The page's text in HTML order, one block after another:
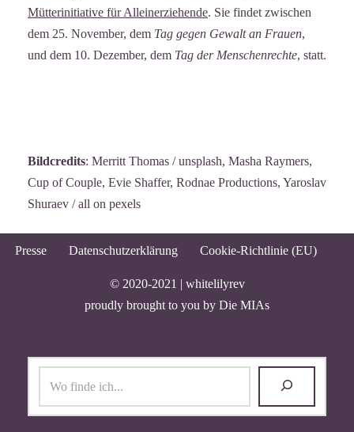
Mütterinitiative für Alleinerziehende. Sie findet zwischen
dem 25. November, dem Tag gegen Gewalt an Frauen,
und dem 10. Dezember, dem Tag der Menschenrechte, statt.
Bildcredits: Merritt Thomas / unsplash, Masha Raymers,
Cup of Couple, Evie Shaffer, Rodnae Productions, Yaroslav
Shuraev / all on pexels
Presse Datenschutzerklärung Cookie-Richtlinie (EU)
© 2020-2021 | whitelilyrev
proudly brought to you by Die MIAs